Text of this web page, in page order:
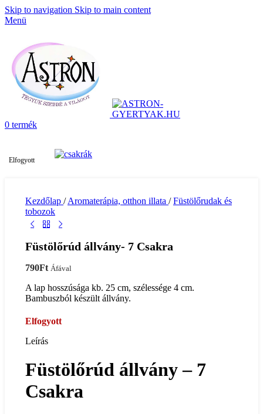
Skip to navigation Skip to main content
Menü
0 termék
Elfogyott
Kezdőlap / Aromaterápia, otthon illata / Füstölőrudak és
tobozok
Füstölőrúd állvány- 7 Csakra
790Ft Áfával
A lap hosszúsága kb. 25 cm, szélessége 4 cm.
Bambuszból készült állvány.
Elfogyott
Leírás
Füstölőrúd állvány – 7
Csakra